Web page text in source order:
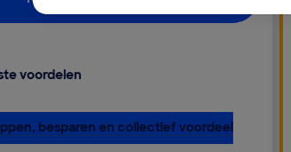
voordelen
besparen en collectief voordeel